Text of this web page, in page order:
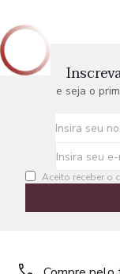
e seja o
Aceito receber o